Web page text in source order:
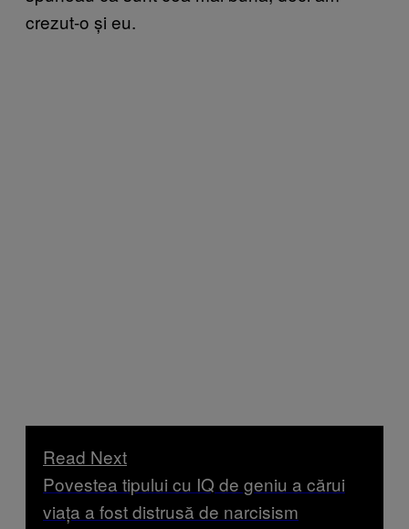
crezut-o și eu.
Read Next
Povestea tipului cu IQ de geniu a cărui
viața a fost distrusă de narcisism